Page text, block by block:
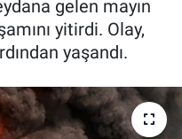
gelen mayın
yitirdi. Olay,
yaşandı.